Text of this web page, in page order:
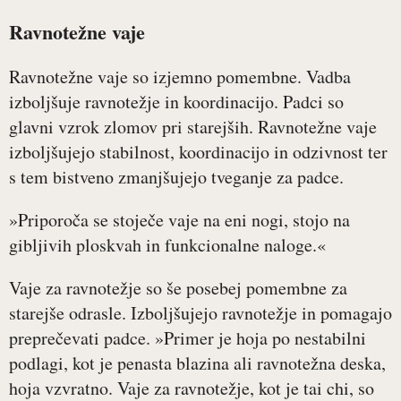
Ravnotežne vaje
Ravnotežne vaje so izjemno pomembne. Vadba
izboljšuje ravnotežje in koordinacijo. Padci so
glavni vzrok zlomov pri starejših. Ravnotežne vaje
izboljšujejo stabilnost, koordinacijo in odzivnost ter
s tem bistveno zmanjšujejo tveganje za padce.
»Priporoča se stoječe vaje na eni nogi, stojo na
gibljivih ploskvah in funkcionalne naloge.«
Vaje za ravnotežje so še posebej pomembne za
starejše odrasle. Izboljšujejo ravnotežje in pomagajo
preprečevati padce. »Primer je hoja po nestabilni
podlagi, kot je penasta blazina ali ravnotežna deska,
hoja vzvratno. Vaje za ravnotežje, kot je tai chi, so